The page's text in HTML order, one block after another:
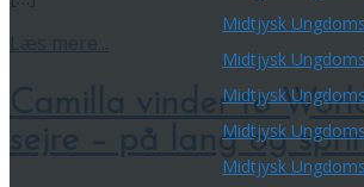
Midtjysk
Midtjysk
Midtjysk
Midtjysk
Midtjysk
Camilla vinder to
sejre – på lang og